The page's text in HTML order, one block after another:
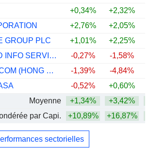
+0,34% +2,32%
+2,76% +2,05%
GROUP PLC
+1,01% +2,25%
ADVANCED INFO SERVICE
-0,27% -1,58%
CHINA UNICOM (HONG KONG) LIMITED
-1,39% -4,84%
-0,52% +0,60%
Moyenne
+1,34% +3,42%
par Capi.
+10,89% +16,87%
sectorielles